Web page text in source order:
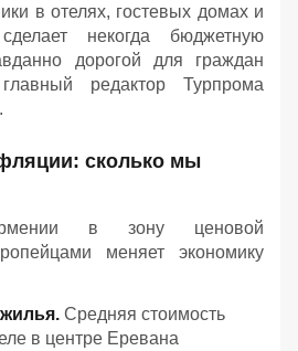
в отелях, гостевых домах и
некогда бюджетную
дорогой для граждан
редактор Турпрома
сколько мы
в зону ценовой
меняет экономику
Средняя стоимость
в центре Еревана